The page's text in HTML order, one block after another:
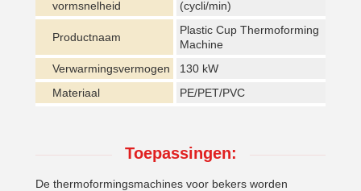
vormsnelheid (cycli/min)
Productnaam
Plastic Cup Thermoforming
Machine
Verwarmingsvermogen
130 kW
Materiaal
PE/PET/PVC
Toepassingen:
De thermoformingsmachines voor bekers worden